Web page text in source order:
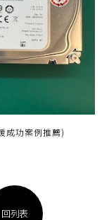
成功案例推薦)
回列表